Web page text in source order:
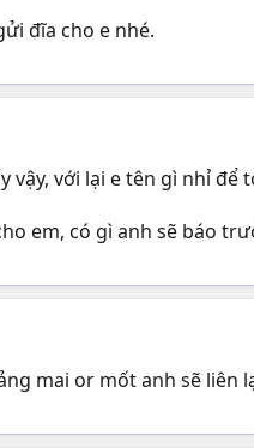
đĩa cho e nhé.
vậy, với lại e tên gì nhỉ để
em, có gì anh sẽ báo
mai or mốt anh sẽ liên